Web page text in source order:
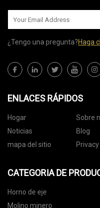
¿Tengo una pregunta?Haga
ENLACES RÁPIDOS
Hogar Sobre
Noticias
Blog
mapa del sitio
CATEGORIA DE
Horno de eje
Molino minero